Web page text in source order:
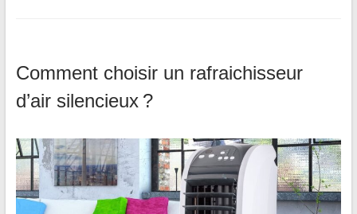
Comment choisir un rafraichisseur
d’air silencieux ?